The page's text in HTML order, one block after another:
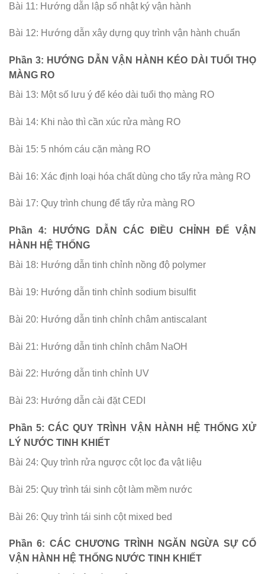
Bài 11: Hướng dẫn lập sổ nhật ký vận hành
Bài 12: Hướng dẫn xây dựng quy trình vận hành chuẩn
Phần 3: HƯỚNG DẪN VẬN HÀNH KÉO DÀI TUỔI THỌ
MÀNG RO
Bài 13: Một số lưu ý để kéo dài tuổi thọ màng RO
Bài 14: Khi nào thì cần xúc rửa màng RO
Bài 15: 5 nhóm cáu cặn màng RO
Bài 16: Xác định loại hóa chất dùng cho tẩy rửa màng RO
Bài 17: Quy trình chung để tẩy rửa màng RO
Phần 4: HƯỚNG DẪN CÁC ĐIỀU CHỈNH ĐỂ VẬN
HÀNH HỆ THỐNG
Bài 18: Hướng dẫn tinh chỉnh nồng độ polymer
Bài 19: Hướng dẫn tinh chỉnh sodium bisulfit
Bài 20: Hướng dẫn tinh chỉnh châm antiscalant
Bài 21: Hướng dẫn tinh chỉnh châm NaOH
Bài 22: Hướng dẫn tinh chỉnh UV
Bài 23: Hướng dẫn cài đặt CEDI
Phần 5: CÁC QUY TRÌNH VẬN HÀNH HỆ THỐNG XỬ
LÝ NƯỚC TINH KHIẾT
Bài 24: Quy trình rửa ngược cột lọc đa vật liệu
Bài 25: Quy trình tái sinh cột làm mềm nước
Bài 26: Quy trình tái sinh cột mixed bed
Phần 6: CÁC CHƯƠNG TRÌNH NGĂN NGỪA SỰ CỐ
VẬN HÀNH HỆ THỐNG NƯỚC TINH KHIẾT